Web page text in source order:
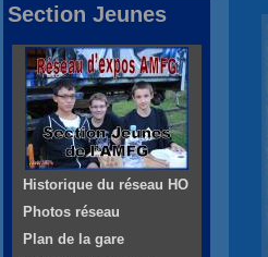
Section Jeunes
Historique du réseau HO
Photos réseau
Plan de la gare